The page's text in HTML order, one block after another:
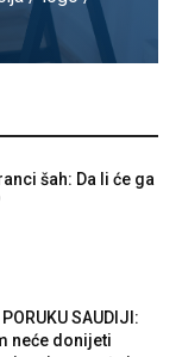
šah: Da li će ga
PORUKU SAUDIJI:
neće donijeti